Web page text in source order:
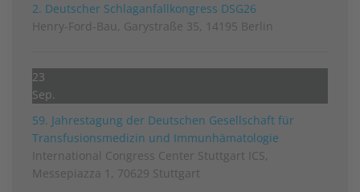
2. Deutscher Schlag­anfall­kongress DSG26
Henry-Ford-Bau, Garystraße 35, 14195 Berlin
23
Sep.
59. Jahrestagung der Deutschen Gesellschaft für
Transfusionsmedizin und Immunhämatologie
International Congress Center Stuttgart ICS,
Messepiazza 1, 70629 Stuttgart